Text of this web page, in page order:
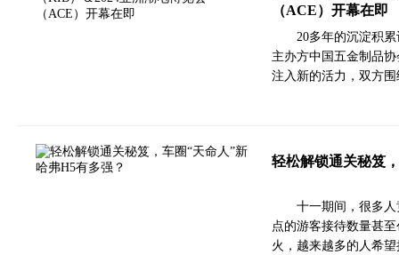
（ACE）开幕在即
20多年的沉淀积
主办方中国五金制品
注入新的活力，双方
轻松解锁通关秘笈
十一期间，很多
点的游客接待数量甚
火，越来越多的人希